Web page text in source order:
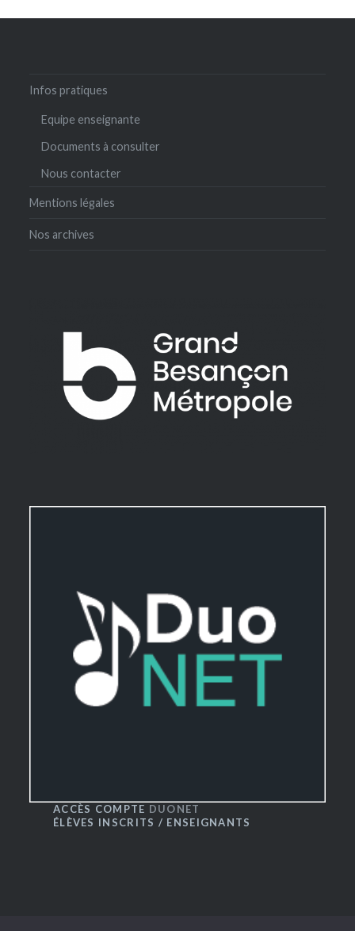
Infos pratiques
Equipe enseignante
Documents à consulter
Nous contacter
Mentions légales
Nos archives
ACCÈS COMPTE DUONET
ÉLÈVES INSCRITS / ENSEIGNANTS